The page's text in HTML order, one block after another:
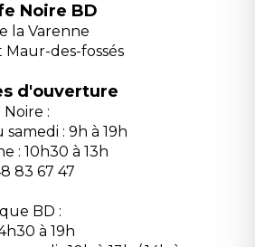
Noire BD
la Varenne
Maur-des-fossés
d'ouverture
Noire :
samedi : 9h à 19h
: 10h30 à 13h
83 67 47
BD :
à 19h